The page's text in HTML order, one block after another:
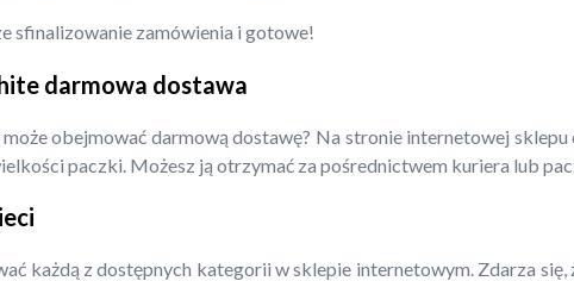
sfinalizowanie zamówienia i gotowe!
darmowa dostawa
obejmować darmową dostawę? Na stronie internetowej
paczki. Możesz ją otrzymać za pośrednictwem kuriera lub
każdą z dostępnych kategorii w sklepie internetowym. Zdarza